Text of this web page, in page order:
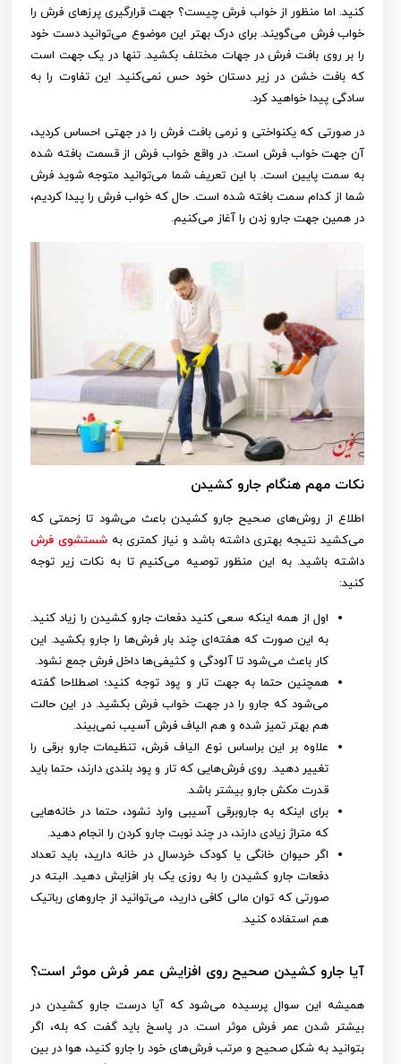
کنید. اما منظور از خواب فرش چیست؟ جهت قرارگیری پرزهای فرش را
خواب فرش می‌گویند. برای درک بهتر این موضوع می‌توانید دست خود
را بر روی بافت فرش در جهات مختلف بکشید. تنها در یک جهت است
که بافت خشن در زیر دستان خود حس نمی‌کنید. این تفاوت را به
سادگی پیدا خواهید کرد.
در صورتی که یکنواختی و نرمی بافت فرش را در جهتی احساس کردید،
آن جهت خواب فرش است. در واقع خواب فرش از قسمت بافته شده
به سمت پایین است. با این تعریف شما می‌توانید متوجه شوید فرش
شما از کدام سمت بافته شده است. حال که خواب فرش را پیدا کردیم،
در همین جهت جارو زدن را آغاز می‌کنیم.
نکات مهم هنگام جارو کشیدن
اطلاع از روش‌های صحیح جارو کشیدن باعث می‌شود تا زحمتی که
می‌کشید نتیجه بهتری داشته باشد و نیاز کمتری بهشستشوی فرش
داشته باشید. به این منظور توصیه می‌کنیم تا به نکات زیر توجه
کنید:
اول از همه اینکه سعی کنید دفعات جارو کشیدن را زیاد کنید.
به این صورت که هفته‌ای چند بار فرش‌ها را جارو بکشید. این
کار باعث می‌شود تا آلودگی و کثیفی‌ها داخل فرش جمع نشود.
همچنین حتما به جهت تار و پود توجه کنید؛ اصطلاحا گفته
می‌شود که جارو را در جهت خواب فرش بکشید. در این حالت
هم بهتر تمیز شده و هم الیاف فرش آسیب نمی‌بیند.
علاوه بر این براساس نوع الیاف فرش، تنظیمات جارو برقی را
تغییر دهید. روی فرش‌هایی که تار و پود بلندی دارند، حتما باید
قدرت مکش جارو بیشتر باشد.
برای اینکه به جاروبرقی آسیبی وارد نشود، حتما در خانه‌هایی
که متراژ زیادی دارند، در چند نوبت جارو کردن را انجام دهید.
اگر حیوان خانگی یا کودک خردسال در خانه دارید، باید تعداد
دفعات جارو کشیدن را به روزی یک بار افزایش دهید. البته در
صورتی که توان مالی کافی دارید، می‌توانید از جاروهای رباتیک
هم استفاده کنید.
آیا جارو کشیدن صحیح روی افزایش عمر فرش موثر است؟
همیشه این سوال پرسیده می‌شود که آیا درست جارو کشیدن در
بیشتر شدن عمر فرش موثر است. در پاسخ باید گفت که بله، اگر
بتوانید به شکل صحیح و مرتب فرش‌های خود را جارو کنید، هوا در بین